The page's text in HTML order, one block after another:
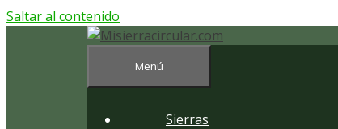
Saltar al contenido
Menú
Sierras